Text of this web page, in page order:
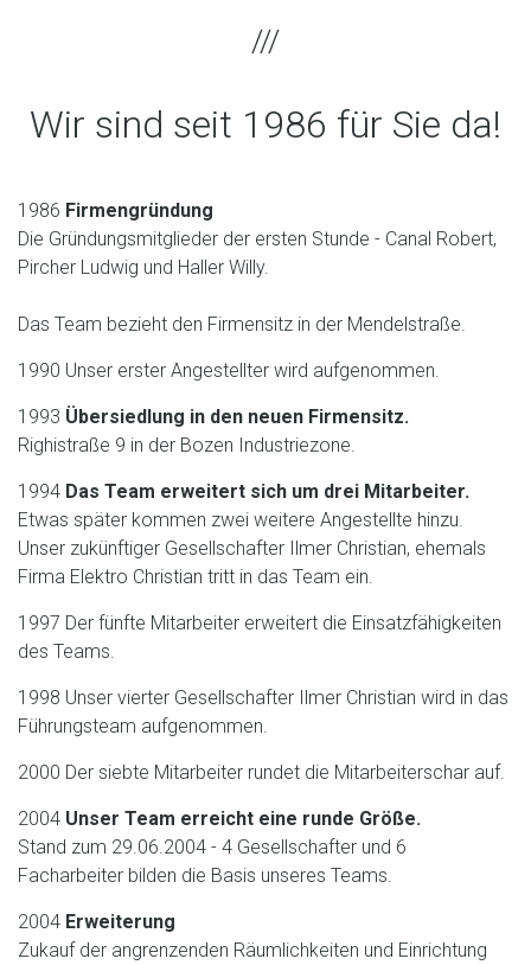
Wir sind seit 1986 für Sie da!
1986 Firmengründung
Die Gründungsmitglieder der ersten Stunde - Canal Robert,
Pircher Ludwig und Haller Willy.
Das Team bezieht den Firmensitz in der Mendelstraße.
1990 Unser erster Angestellter wird aufgenommen.
1993 Übersiedlung in den neuen Firmensitz.
Righistraße 9 in der Bozen Industriezone.
1994 Das Team erweitert sich um drei Mitarbeiter.
Etwas später kommen zwei weitere Angestellte hinzu.
Unser zukünftiger Gesellschafter Ilmer Christian, ehemals
Firma Elektro Christian tritt in das Team ein.
1997 Der fünfte Mitarbeiter erweitert die Einsatzfähigkeiten
des Teams.
1998 Unser vierter Gesellschafter Ilmer Christian wird in das
Führungsteam aufgenommen.
2000 Der siebte Mitarbeiter rundet die Mitarbeiterschar auf.
2004 Unser Team erreicht eine runde Größe.
Stand zum 29.06.2004 - 4 Gesellschafter und 6
Facharbeiter bilden die Basis unseres Teams.
2004 Erweiterung
Zukauf der angrenzenden Räumlichkeiten und Einrichtung